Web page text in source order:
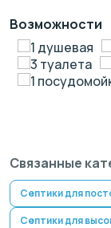
Возможности
1 душевая
3 туалета
1
Связанные
Септики для
Септики для